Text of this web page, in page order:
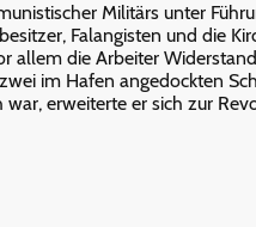
Militärs unter
Falangisten und die
allem die Arbeiter
im Hafen angedockten
erweiterte er sich zur